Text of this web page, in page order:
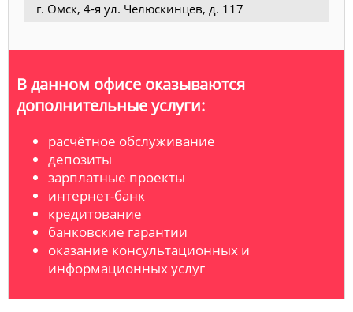
г. Омск, 4-я ул. Челюскинцев, д. 117
В данном офисе оказываются
дополнительные услуги:
расчётное обслуживание
депозиты
зарплатные проекты
интернет-банк
кредитование
банковские гарантии
оказание консультационных и
информационных услуг